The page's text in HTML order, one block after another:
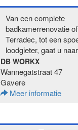
Van een complete
badkamerrenovatie
Terradec, tot een
loodgieter, gaat u
DB WORKX
Wannegatstraat 47
Gavere
Meer informatie